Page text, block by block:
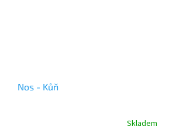
Nos - Kůň
Skladem